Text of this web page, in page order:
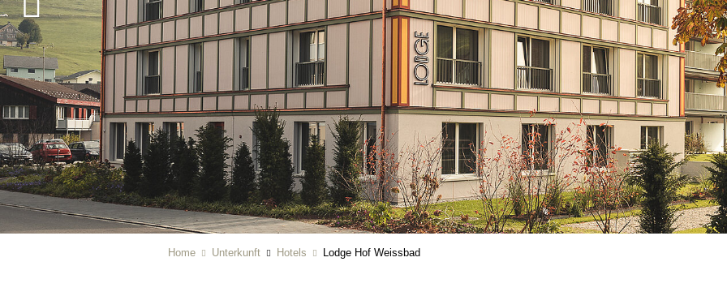
Home Unterkunft Hotels Lodge Hof Weissbad